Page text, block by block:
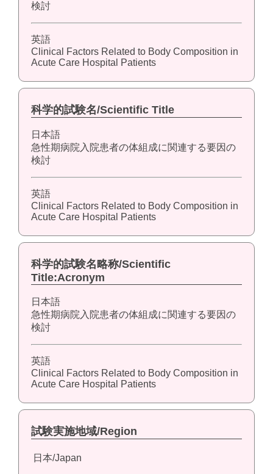
検討
英語
Clinical Factors Related to Body Composition in
Acute Care Hospital Patients
科学的試験名/Scientific Title
日本語
急性期病院入院患者の体組成に関連する要因の
検討
英語
Clinical Factors Related to Body Composition in
Acute Care Hospital Patients
科学的試験名略称/Scientific
Title:Acronym
日本語
急性期病院入院患者の体組成に関連する要因の
検討
英語
Clinical Factors Related to Body Composition in
Acute Care Hospital Patients
試験実施地域/Region
日本/Japan